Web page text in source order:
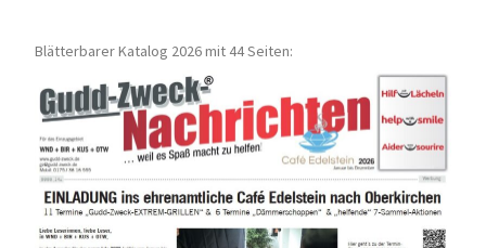
Blätterbarer Katalog 2026 mit 44 Seiten: